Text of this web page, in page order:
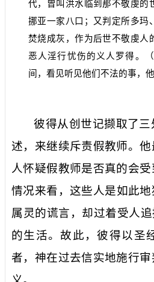
代，曾叫洪水临到那不敬虔的
挪亚一家八口；又判定所多玛
焚烧成灰，作为后世不敬虔人
恶人淫行忧伤的义人罗得。
间，看见听见他们不法的事，
彼得从创世记撷取了
述，来继续斥责假教师。
人怀疑假教师是否真的会
情况来看，这些人是如此
属灵的谎言，却过着受人
的生活。故此，彼得以圣
者，神在过去信实地施行